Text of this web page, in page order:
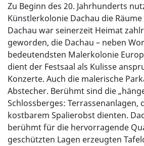
Zu Beginn des 20. Jahrhunderts
Künstlerkolonie Dachau die
Dachau war seinerzeit Heimat
geworden, die Dachau – neben
bedeutendsten Malerkolonie
dient der Festsaal als Kulisse
Konzerte. Auch die malerische
Abstecher. Berühmt sind die
Schlossberges: Terrassenanlagen,
kostbarem Spalierobst dienten.
berühmt für die hervorragende
geschützten Lagen erzeugten